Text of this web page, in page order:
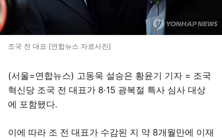
조국 전 대표 [연합뉴스 자료사진]
(서울=연합뉴스) 고동욱 설승은 황윤기 기자 = 조국
혁신당 조국 전 대표가 8·15 광복절 특사 심사 대상
에 포함됐다.
이에 따라 조 전 대표가 수감된 지 약 8개월만에 이재